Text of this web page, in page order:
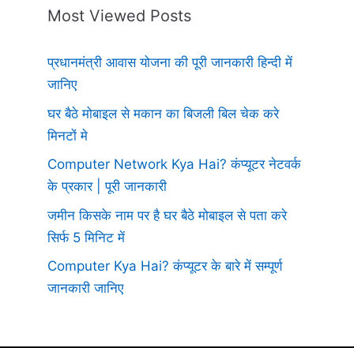
Most Viewed Posts
प्रधानमंत्री आवास योजना की पूरी जानकारी हिन्दी में
जानिए
घर बैठे मोबाइल से मकान का बिजली बिल चेक करे
मिनटों मे
Computer Network Kya Hai? कंप्यूटर नेटवर्क
के प्रकार | पूरी जानकारी
जमीन किसके नाम पर है घर बैठे मोबाइल से पता करे
सिर्फ 5 मिनिट में
Computer Kya Hai? कंप्यूटर के बारे में सम्पूर्ण
जानकारी जानिए